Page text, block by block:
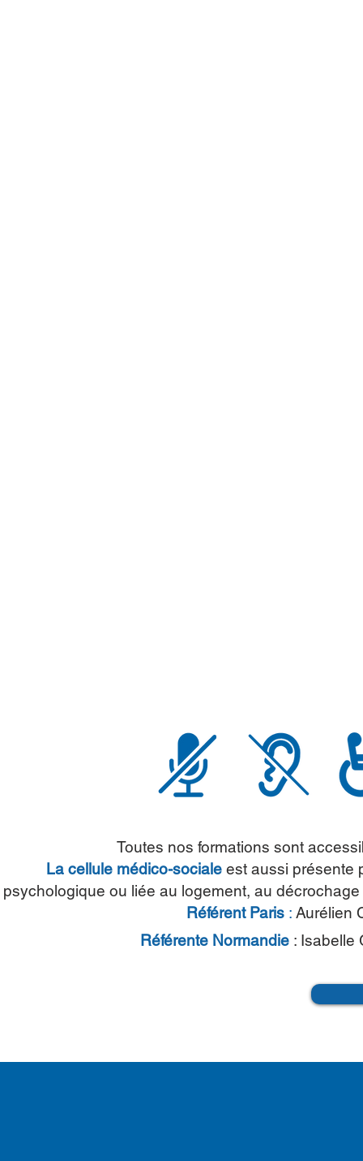
Toutes nos formations sont
La cellule médico-sociale est aussi présente
psychologique ou liée au logement, au
Référent Paris: Aurélien
Référente Normandie : Isabelle